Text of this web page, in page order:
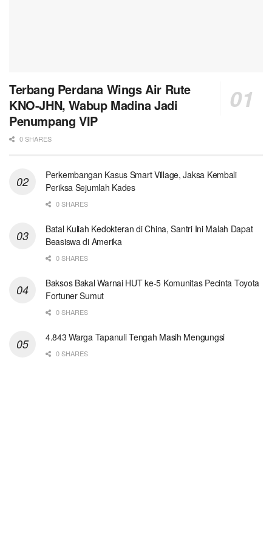
Terbang Perdana Wings Air Rute
KNO-JHN, Wabup Madina Jadi
Penumpang VIP
0 SHARES
Perkembangan Kasus Smart Village, Jaksa Kembali
Periksa Sejumlah Kades
0 SHARES
Batal Kuliah Kedokteran di China, Santri Ini Malah Dapat
Beasiswa di Amerika
0 SHARES
Baksos Bakal Warnai HUT ke-5 Komunitas Pecinta Toyota
Fortuner Sumut
0 SHARES
4.843 Warga Tapanuli Tengah Masih Mengungsi
0 SHARES